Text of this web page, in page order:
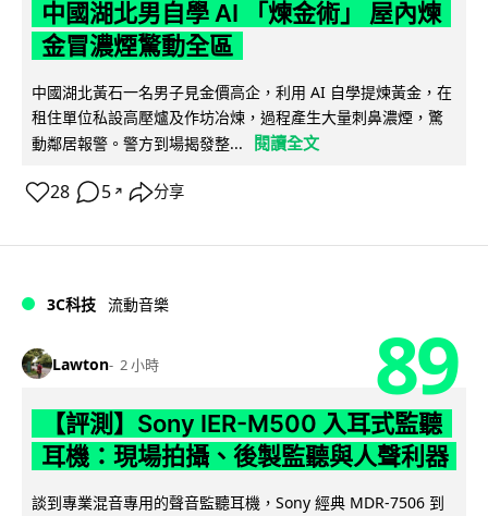
中國湖北男自學 AI 「煉金術」 屋內煉
金冒濃煙驚動全區
中國湖北黃石一名男子見金價高企，利用 AI 自學提煉黃金，在
租住單位私設高壓爐及作坊冶煉，過程產生大量刺鼻濃煙，驚
動鄰居報警。警方到場揭發整...
閱讀全文
28 5 ↗ 分享
3C科技 流動音樂
Lawton 2 小時 89
【評測】Sony IER-M500 入耳式監聽
耳機：現場拍攝、後製監聽與人聲利器
談到專業混音專用的聲音監聽耳機，Sony 經典 MDR-7506 到